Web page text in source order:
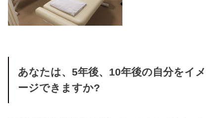
あなたは、5年後、10年後の自分をイメ
ージできますか?